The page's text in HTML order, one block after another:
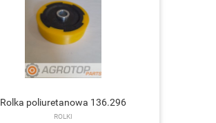
Rolka poliuretanowa 136.296
ROLKI